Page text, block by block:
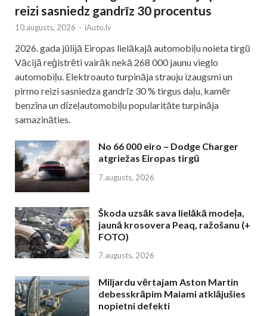
reizi sasniedz gandrīz 30 procentus
10.augusts, 2026 - iAuto.lv
2026. gada jūlijā Eiropas lielākajā automobiļu noieta tirgū
Vācijā reģistrēti vairāk nekā 268 000 jaunu vieglo
automobiļu. Elektroauto turpināja strauju izaugsmi un
pirmo reizi sasniedza gandrīz 30 % tirgus daļu, kamēr
benzīna un dīzeļautomobiļu popularitāte turpināja
samazināties.
No 66 000 eiro – Dodge Charger
atgriežas Eiropas tirgū
7.augusts, 2026
Škoda uzsāk sava lielākā modeļa,
jaunā krosovera Peaq, ražošanu (+
FOTO)
7.augusts, 2026
Miljardu vērtajam Aston Martin
debesskrāpim Maiami atklājušies
nopietni defekti